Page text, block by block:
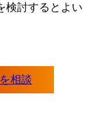
検討するとよい